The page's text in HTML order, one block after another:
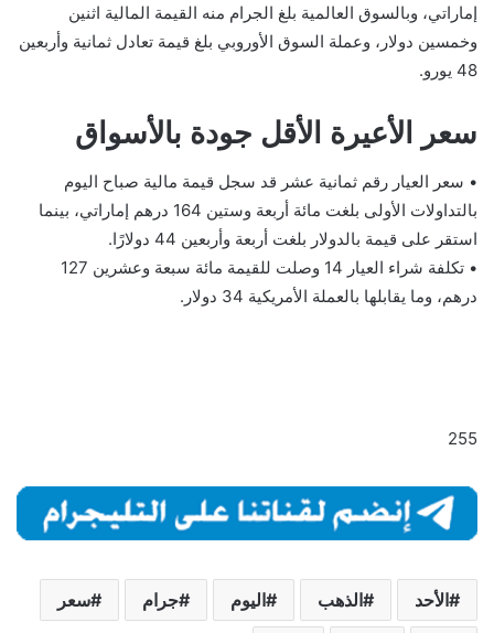
إماراتي، وبالسوق العالمية بلغ الجرام منه القيمة المالية اثنين
وخمسين دولار، وعملة السوق الأوروبي بلغ قيمة تعادل ثمانية وأربعين
48 يورو.
سعر الأعيرة الأقل جودة بالأسواق
• سعر العيار رقم ثمانية عشر قد سجل قيمة مالية صباح اليوم
بالتداولات الأولى بلغت مائة أربعة وستين 164 درهم إماراتي، بينما
استقر على قيمة بالدولار بلغت أربعة وأربعين 44 دولارًا.
• تكلفة شراء العيار 14 وصلت للقيمة مائة سبعة وعشرين 127
درهم، وما يقابلها بالعملة الأمريكية 34 دولار.
255
الأحد الذهب اليوم جرام سعر